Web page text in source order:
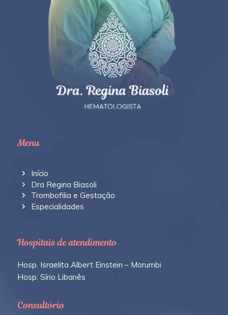
Menu
Início
Dra Regina Biasoli
Trombofilia e Gestação
Especialidades
Hospitais de atendimento
Hosp. Israelita Albert Einstein – Morumbi
Hosp. Sírio Libanês
Consultório